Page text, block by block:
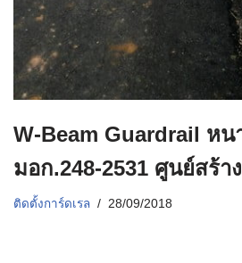
W-Beam Guardrail หน
มอก.248-2531 ศูนย์สร้า
ติดตั้งการ์ดเรล 28/09/2018